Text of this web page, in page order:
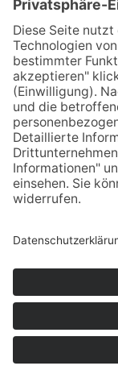
Das Besondere:
mit und ohne
als Mitarbeiter.
nur absolut
Guten Hirten“ in
außerdem als
bieten 10
Behinderungen
Teilhabe am
Die Freude und
Aufgabe
unseren
Mitarbeiter
Atmosphäre.
werden Sie sich